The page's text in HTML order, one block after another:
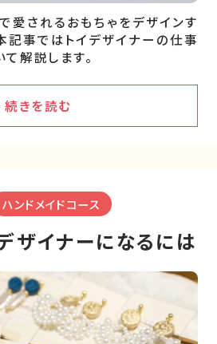
愛されるおもちゃをデザインす
記事ではトイデザイナーの仕事
解説します。
続きを読む
ハンドメイドコース
ザイナーになるには